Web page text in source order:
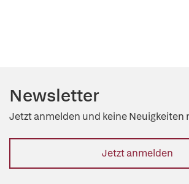
Newsletter
Jetzt anmelden und keine Neuigkeiten
Jetzt anmelden